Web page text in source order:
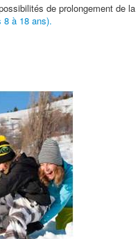
de prolongement de
8 à 18 ans).